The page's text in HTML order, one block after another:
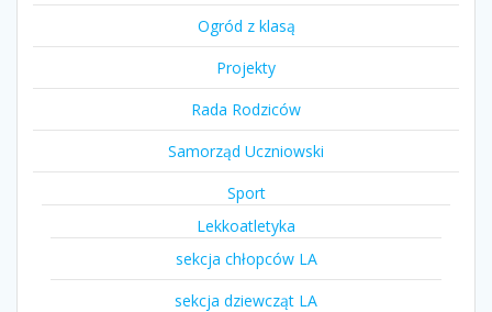
Ogród z klasą
Projekty
Rada Rodziców
Samorząd Uczniowski
Sport
Lekkoatletyka
sekcja chłopców LA
sekcja dziewcząt LA